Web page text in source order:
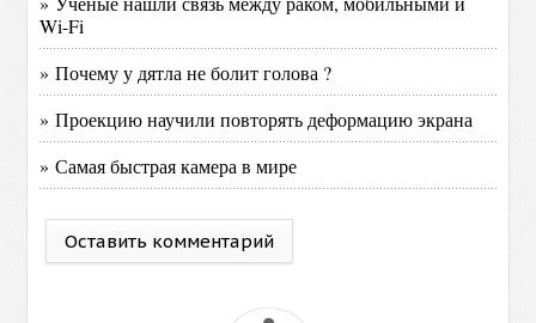
Wi-Fi
» Почему у дятла не болит голова ?
» Проекцию научили повторять деформацию экрана
» Самая быстрая камера в мире
Оставить комментарий